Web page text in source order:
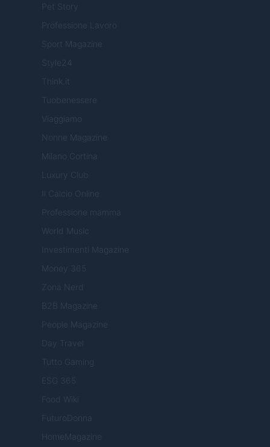
Pet Story
Professione Lavoro
Sport Magazine
Style24
Think.it
Tuobenessere
Viaggiamo
Nonne Magazine
Milano Cortina
Luxury Club
Il Calcio Online
Professione mamma
World Music
Investimenti Magazine
Money 365
Zona Nerd
B2B Magazine
People Magazine
Day Travel
Tutto Gaming
ESG 365
Food Wiki
FuturoDonna
HomeMagazine